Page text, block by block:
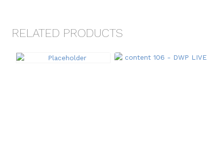
RELATED PRODUCTS